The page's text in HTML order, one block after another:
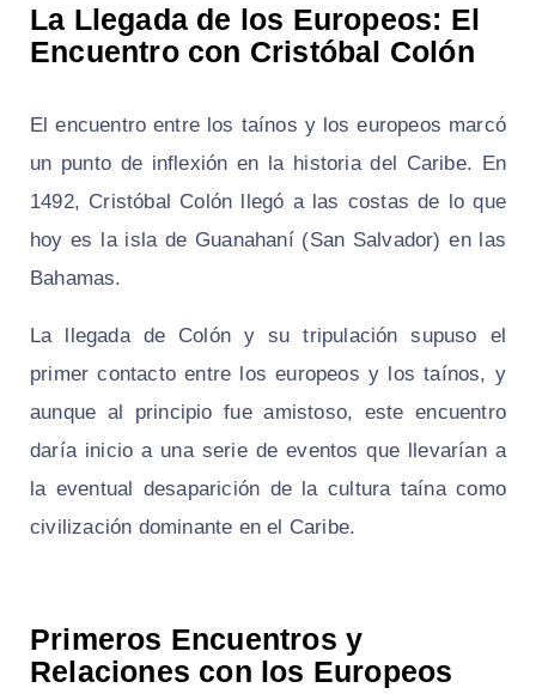
La Llegada de los Europeos: El
Encuentro con Cristóbal Colón
El encuentro entre los taínos y los europeos marcó
un punto de inflexión en la historia del Caribe. En
1492, Cristóbal Colón llegó a las costas de lo que
hoy es la isla de Guanahaní (San Salvador) en las
Bahamas.
La llegada de Colón y su tripulación supuso el
primer contacto entre los europeos y los taínos, y
aunque al principio fue amistoso, este encuentro
daría inicio a una serie de eventos que llevarían a
la eventual desaparición de la cultura taína como
civilización dominante en el Caribe.
Primeros Encuentros y
Relaciones con los Europeos